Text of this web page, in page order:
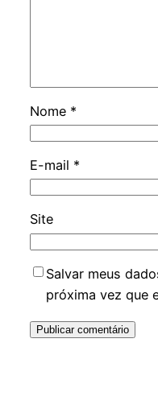
Nome *
E-mail *
Site
Salvar meus
próxima vez que